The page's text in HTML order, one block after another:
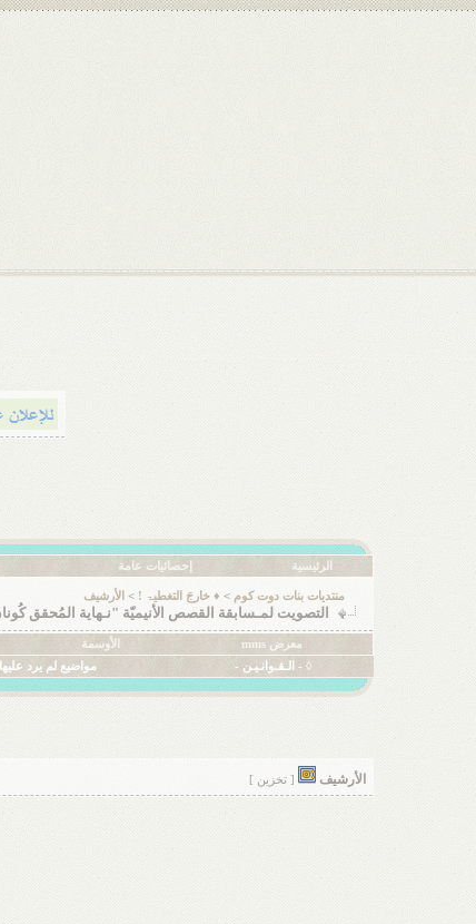
الرئيسية إحصائيات عامة
منتديات بنات دوت كوم > ♦ خارجَ التغطيۃ ! > الأرشيف
التصويت لمـسابقة القصص الأنيميّة "نـهاية المُحقق
معرض mms الأوسمة
◊ - الـقـوانـيـن -
مواضيع لم يرد عليها
الأرشيف [ تخزين ]